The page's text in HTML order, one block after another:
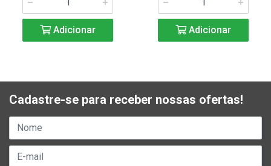
Adicionar Adicionar
Cadastre-se para receber nossas ofertas!